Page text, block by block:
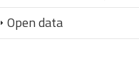
Open data